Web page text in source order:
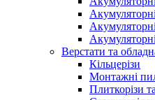
Верстати та
Кільцерізи
Монтажні
Плиткорізи